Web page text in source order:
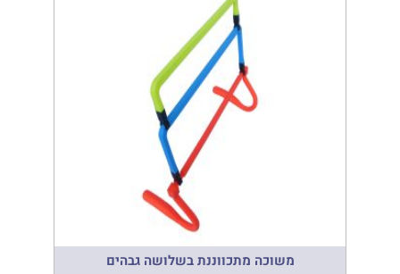
משוכה מתכווננת בשלושה גבהים